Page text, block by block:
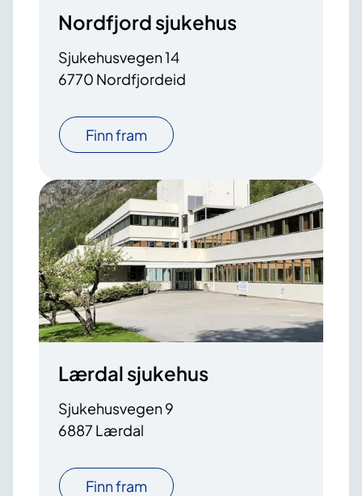
Nordfjord sjukehus
Sjukehusvegen 14
6770 Nordfjordeid
Finn fram
Lærdal sjukehus
Sjukehusvegen 9
6887 Lærdal
Finn fram